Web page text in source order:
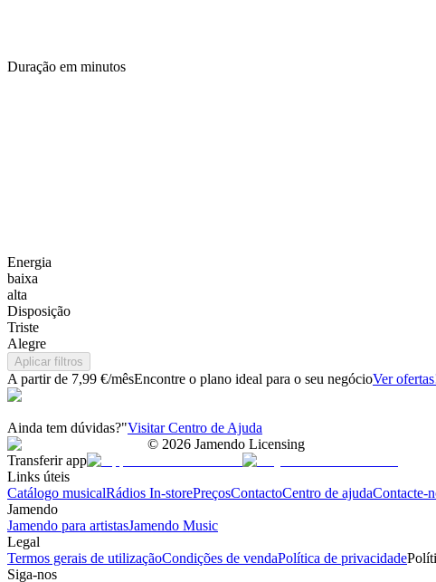
Duração em minutos
Energia
baixa
alta
Disposição
Triste
Alegre
Aplicar filtros
A partir de 7,99 €/mêsEncontre o plano ideal para o seu negócioVer
Ainda tem dúvidas?"Visitar Centro de Ajuda
© 2026 Jamendo Licensing
Transferir app
Links úteis
Catálogo musicalRádios In-storePreçosContactoCentro de ajudaContacte-
Jamendo
Jamendo para artistasJamendo Music
Legal
Termos gerais de utilizaçãoCondições de vendaPolítica de privacidade
Siga-nos